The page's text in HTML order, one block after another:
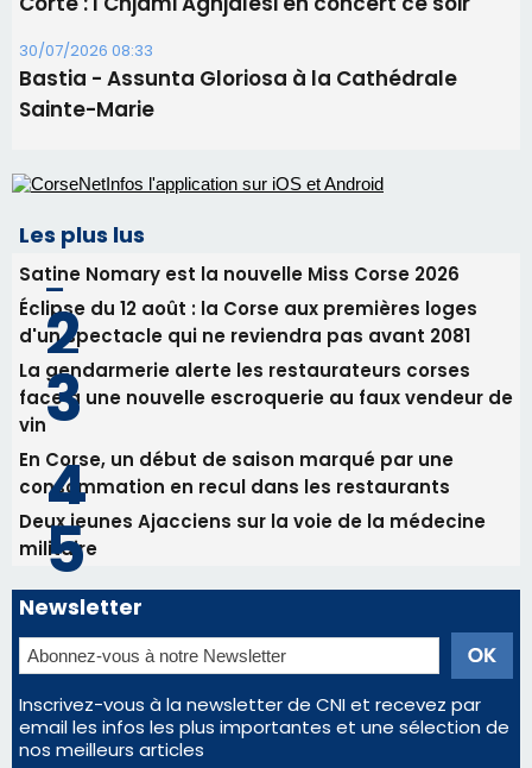
31/07/2026 08:22
82ème anniversaire de la disparition du
Commandant Antoine de Saint Exupery
30/07/2026 10:16
30/07/2026 09:55
Corte : I Chjami Aghjalesi en concert ce soir
30/07/2026 08:33
Bastia - Assunta Gloriosa à la Cathédrale
Sainte-Marie
Les plus lus
Satine Nomary est la nouvelle Miss Corse 2026
Éclipse du 12 août : la Corse aux premières loges
d'un spectacle qui ne reviendra pas avant 2081
La gendarmerie alerte les restaurateurs corses
face à une nouvelle escroquerie au faux vendeur de
vin
En Corse, un début de saison marqué par une
consommation en recul dans les restaurants
Deux jeunes Ajacciens sur la voie de la médecine